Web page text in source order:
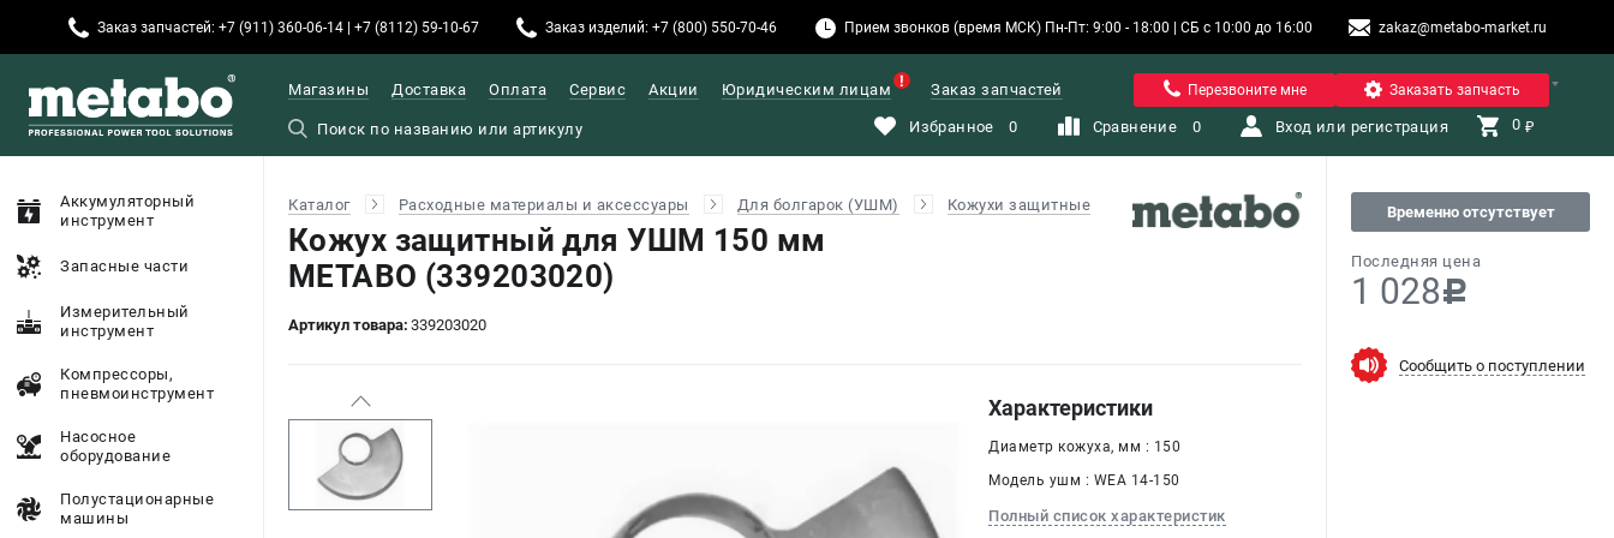
Заказ запчастей: +7 (911) 360-06-14 | +7 (8112) 59-10-67 Заказ изделий: +7 (800) 550-70-46 Прием звонков (время МСК) Пн-Пт: 9:00 - 18:00 | СБ с 10:00 до 16:00 zakaz@metabo-market.ru
Помона
Магазины Доставка Оплата Сервис Акции Юридическим лицам Заказ запчастей Перезвоните мне Заказать запчасть
Избранное 0 Сравнение 0 Вход или регистрация 0 ₽
Аккумуляторный
инструмент
Запасные части
Измерительный
инструмент
Компрессоры,
пневмоинструмент
Насосное
оборудование
Полустационарные
машины
Каталог Расходные материалы и аксессуары Для болгарок (УШМ) Кожухи защитные
Кожух защитный для УШМ 150 мм
METABO (339203020)
Артикул товара: 339203020
Временно отсутствует
Последняя цена
1 028c
Сообщить о поступлении
Характеристики
Диаметр кожуха, мм : 150
Модель ушм : WEA 14-150
Полный список характеристик